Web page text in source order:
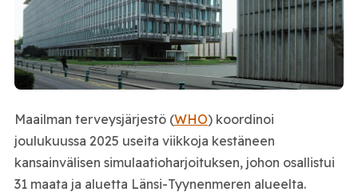
Maailman terveysjärjestö (WHO) koordinoi
joulukuussa 2025 useita viikkoja kestäneen
kansainvälisen simulaatioharjoituksen, johon osallistui
31 maata ja aluetta Länsi-Tyynenmeren alueelta.